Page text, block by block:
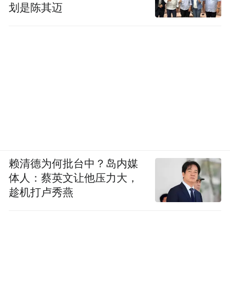
划是陈其迈
赖清德为何批台中？岛内媒
体人：蔡英文让他压力大，
趁机打卢秀燕